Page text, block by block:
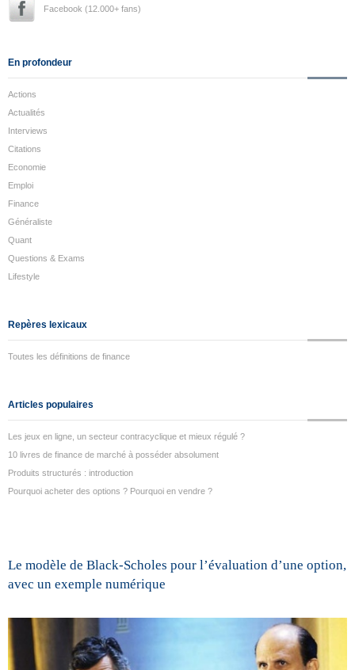
Facebook (12.000+ fans)
En profondeur
Actions
Actualités
Interviews
Citations
Economie
Emploi
Finance
Généraliste
Quant
Questions & Exams
Lifestyle
Repères lexicaux
Toutes les définitions de finance
Articles populaires
Les jeux en ligne, un secteur contracyclique et mieux régulé ?
10 livres de finance de marché à posséder absolument
Produits structurés : introduction
Pourquoi acheter des options ? Pourquoi en vendre ?
Le modèle de Black-Scholes pour l’évaluation d’une option,
avec un exemple numérique